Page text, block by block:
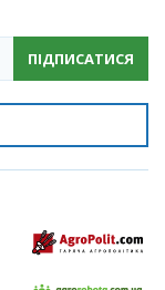
ПІДПИСАТИСЯ